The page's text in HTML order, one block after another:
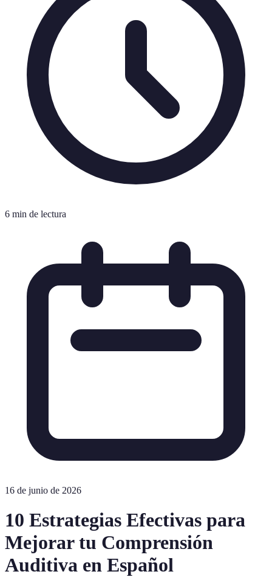
6 min de lectura
16 de junio de 2026
10 Estrategias Efectivas para
Mejorar tu Comprensión
Auditiva en Español